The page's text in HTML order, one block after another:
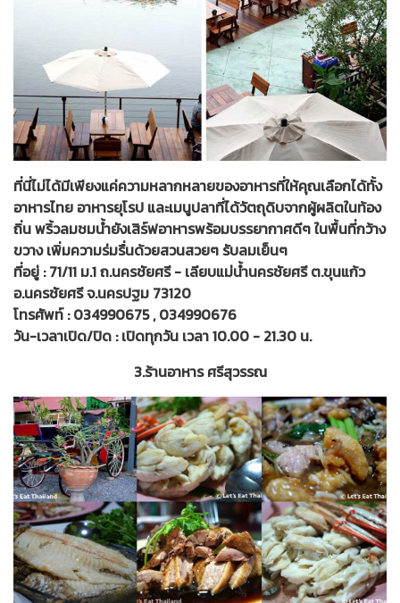
ที่นี่ไม่ได้มีเพียงแค่ความหลากหลายของอาหารที่ให้คุณเลือกได้ทั้ง
อาหารไทย อาหารยุโรป และเมนูปลาที่ได้วัตถุดิบจากผู้ผลิตในท้อง
ถิ่น พริ้วลมชมน้ำยังเสิร์ฟอาหารพร้อมบรรยากาศดีๆ ในพื้นที่กว้าง
ขวาง เพิ่มความร่มรื่นด้วยสวนสวยๆ รับลมเย็นๆ
ที่อยู่ : 71/11 ม.1 ถ.นครชัยศรี - เลียบแม่น้ำนครชัยศรี ต.ขุนแก้ว
อ.นครชัยศรี จ.นครปฐม 73120
โทรศัพท์ : 034990675 , 034990676
วัน-เวลาเปิด/ปิด : เปิดทุกวัน เวลา 10.00 - 21.30 น.
3.ร้านอาหาร ศรีสุวรรณ